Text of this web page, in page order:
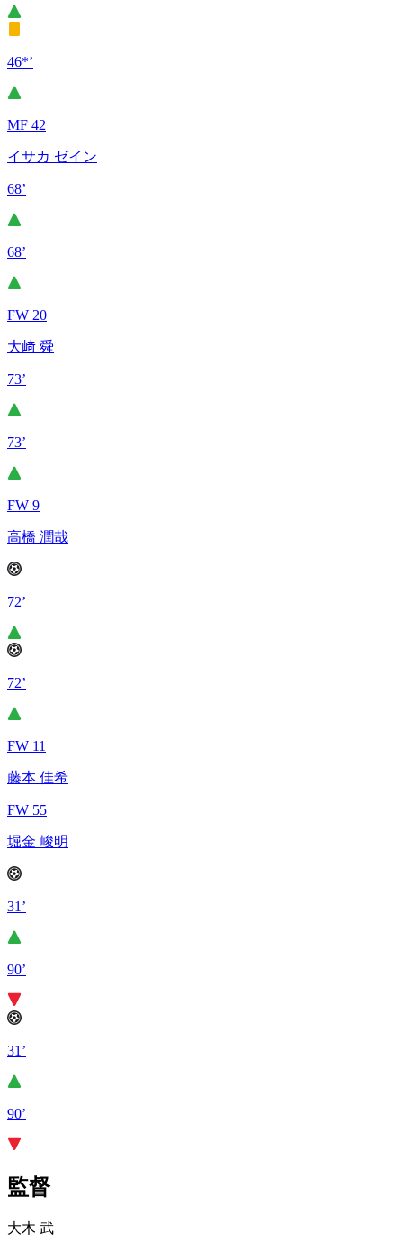
46*’
MF 42
イサカ ゼイン
68’
68’
FW 20
大﨑 舜
73’
73’
FW 9
高橋 潤哉
72’
72’
FW 11
藤本 佳希
FW 55
堀金 峻明
31’
90’
31’
90’
監督
大木 武